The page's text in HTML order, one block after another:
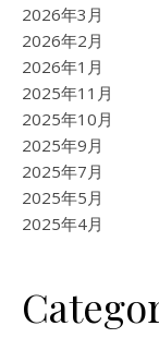
2026年3月
2026年2月
2026年1月
2025年11月
2025年10月
2025年9月
2025年7月
2025年5月
2025年4月